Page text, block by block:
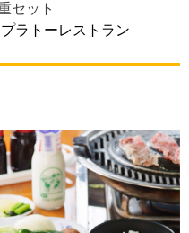
セット
ラトーレストラン